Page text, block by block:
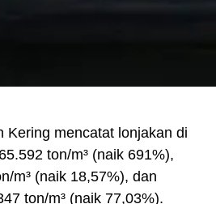
Kering mencatat lonjakan di
ton/m³ (naik 691%),
m³ (naik 18,57%), dan
ton/m³ (naik 77,03%).